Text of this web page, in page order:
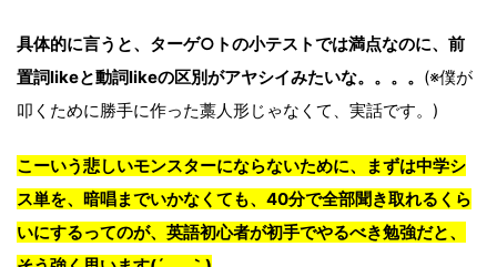
具体的に言うと、ターゲ○トの小テストでは満点なのに、前
置詞likeと動詞likeの区別がアヤシイみたいな。。。。 (※僕が
叩くために勝手に作った藁人形じゃなくて、実話です。)
こーいう悲しいモンスターにならないために、まずは中学シ
ス単を、暗唱までいかなくても、40分で全部聞き取れるくら
いにするってのが、英語初心者が初手でやるべき勉強だと、